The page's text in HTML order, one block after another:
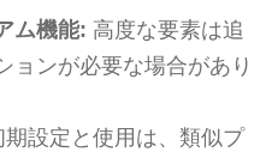
ム機能: 高度な要素は追
ョンが必要な場合があり
期設定と使用は、類似プ